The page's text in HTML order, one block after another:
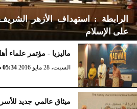
الرابطة : استهداف الأزهر
على الإسلام
الأربعاء، 17 مايو 2017 12:35 مـ
ماليزيا - مؤتمر علماء أهل
السبت، 28 مايو 2016 05:34 صـ
ميثاق عالمي جديد